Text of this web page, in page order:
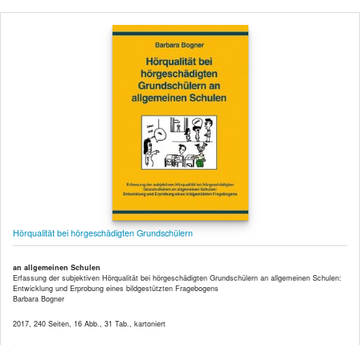
Hörqualität bei hörgeschädigten Grundschülern
an allgemeinen Schulen
Erfassung der subjektiven Hörqualität bei hörgeschädigten Grundschülern an allgemeinen Schulen:
Entwicklung und Erprobung eines bildgestützten Fragebogens
Barbara Bogner
2017, 240 Seiten, 16 Abb., 31 Tab., kartoniert